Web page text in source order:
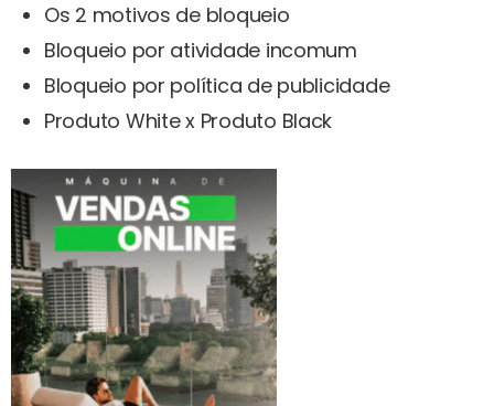
Os 2 motivos de bloqueio
Bloqueio por atividade incomum
Bloqueio por política de publicidade
Produto White x Produto Black